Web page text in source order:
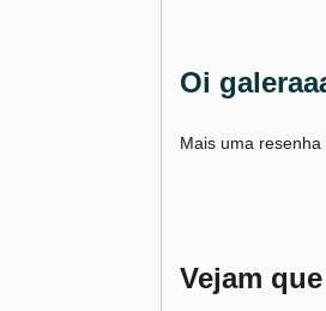
Oi
Mais uma
Vejam